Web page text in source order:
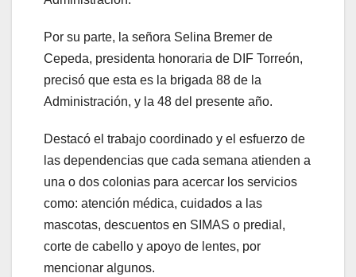
Por su parte, la señora Selina Bremer de
Cepeda, presidenta honoraria de DIF Torreón,
precisó que esta es la brigada 88 de la
Administración, y la 48 del presente año.
Destacó el trabajo coordinado y el esfuerzo de
las dependencias que cada semana atienden a
una o dos colonias para acercar los servicios
como: atención médica, cuidados a las
mascotas, descuentos en SIMAS o predial,
corte de cabello y apoyo de lentes, por
mencionar algunos.